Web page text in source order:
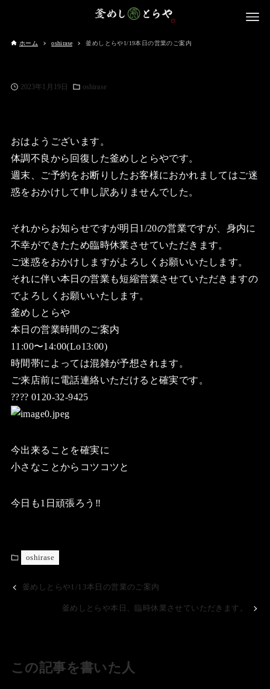
ホーム oshirase 釜めしとらや1/19本日の営業のご案内
2023年1月19日 oshirase
おはようございます。
体調不良から回復した釜めしとらやです。
週末、ご予約をお断りしたお客様におかれましてはご迷
惑をおかけして申し訳ありませんでした。
それからお知らせですが明日1/20の営業ですが、身内に
不幸ができたため臨時休業させていただきます。
ご迷惑をおかけしますがよろしくお願いいたします。
それに伴い本日の営業も短縮営業させていただきますの
でよろしくお願いいたします。
釜めしとらや
本日の営業時間のご案内
11:00〜14:00(Lo13:00)
時間帯によっては混雑が予想されます。
ご来店前に電話連絡いただけると確実です。
???? 0120-32-9425
今出来ることを確実に
小さなことからコツコツと
今日も1日頑張ろう‼️
oshirase
釜めしとらや1/13本日の営業のご案内
釜めしとらや本日、臨時休業させていただきます。
この記事を書いた人